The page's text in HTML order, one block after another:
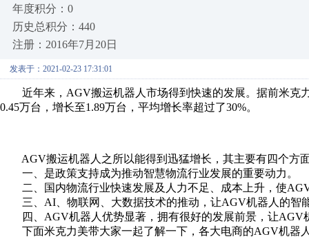
年度积分：0
历史总积分：440
注册：2016年7月20日
发表于：2021-02-23 17:31:01
近年来，AGV搬运机器人市场得到快速的发展。据前米克
0.45万台，增长至1.89万台，平均增长率超过了30%。
AGV搬运机器人之所以能得到迅猛增长，其主要有四个方
一、是政策支持成为推动智慧物流行业发展的重要动力。
二、国内物流行业快速发展及人力不足、成本上升，使
三、AI、物联网、大数据技术的推动，让AGV机器人的智
四、AGV机器人优势显著，拥有很好的发展前景，让AGV
下面米克力美带大家一起了解一下，各大电商的AGV机器